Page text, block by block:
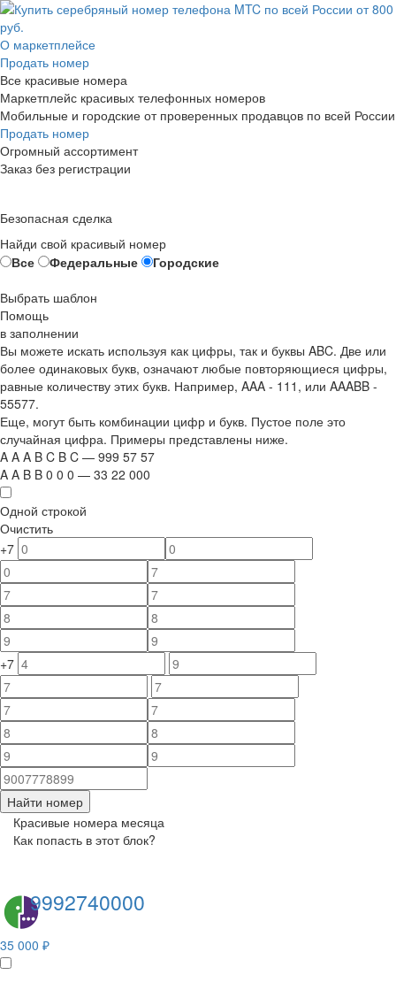
О маркетплейсе
Продать номер
Все красивые номера
Маркетплейс красивых телефонных номеров
Мобильные и городские от проверенных продавцов по всей России
Продать номер
Огромный ассортимент
Заказ без регистрации
Безопасная сделка
Найди свой красивый номер
Все
Федеральные
Городские
Выбрать шаблон
Помощь
в заполнении
Вы можете искать используя как цифры, так и буквы ABC. Две или
более одинаковых букв, означают любые повторяющиеся цифры,
равные количеству этих букв. Например, AAA - 111 , или AAABB -
55577.
Еще, могут быть комбинации цифр и букв. Пустое поле это
случайная цифра. Примеры представлены ниже.
A A A B C B C — 999 57 57
A A B B 0 0 0 — 33 22 000
Одной строкой
Очистить
+7
+7
Найти номер
Красивые номера месяца
Как попасть в этот блок?
9992740000
35 000 ₽